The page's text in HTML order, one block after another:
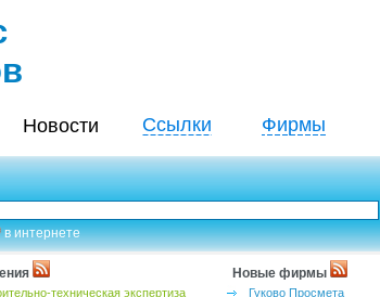
Новости Ссылки Фирмы
в интернете
техническая экспертиза
Новые фирмы
Гуково Просмета